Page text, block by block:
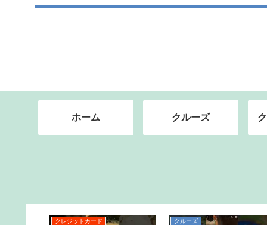
ホーム クルーズ
クルーズ バックパッカー